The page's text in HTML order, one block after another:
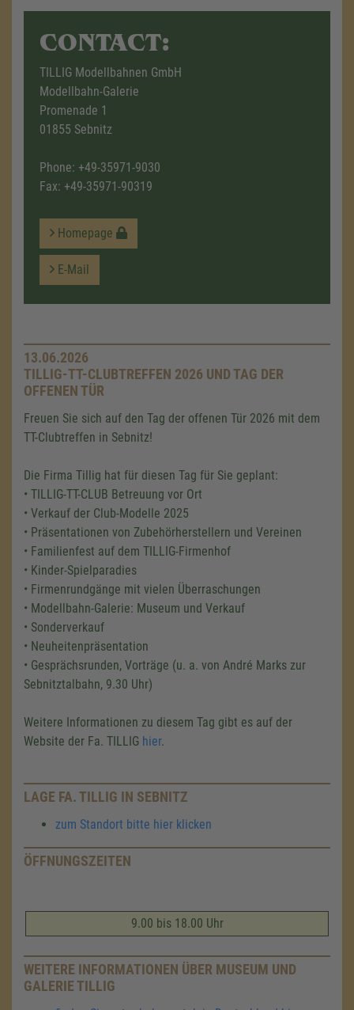
CONTACT:
TILLIG Modellbahnen GmbH
Modellbahn-Galerie
Promenade 1
01855 Sebnitz
Phone: +49-35971-9030
Fax: +49-35971-90319
Homepage
E-Mail
13.06.2026
TILLIG-TT-CLUBTREFFEN 2026 UND TAG DER
OFFENEN TÜR
Freuen Sie sich auf den Tag der offenen Tür 2026 mit dem
TT-Clubtreffen in Sebnitz!
Die Firma Tillig hat für diesen Tag für Sie geplant:
• TILLIG-TT-CLUB Betreuung vor Ort
• Verkauf der Club-Modelle 2025
• Präsentationen von Zubehörherstellern und Vereinen
• Familienfest auf dem TILLIG-Firmenhof
• Kinder-Spielparadies
• Firmenrundgänge mit vielen Überraschungen
• Modellbahn-Galerie: Museum und Verkauf
• Sonderverkauf
• Neuheitenpräsentation
• Gesprächsrunden, Vorträge (u. a. von André Marks zur
Sebnitztalbahn, 9.30 Uhr)
Weitere Informationen zu diesem Tag gibt es auf der
Website der Fa. TILLIG hier.
LAGE FA. TILLIG IN SEBNITZ
zum Standort bitte hier klicken
ÖFFNUNGSZEITEN
9.00 bis 18.00 Uhr
WEITERE INFORMATIONEN ÜBER MUSEUM UND
GALERIE TILLIG